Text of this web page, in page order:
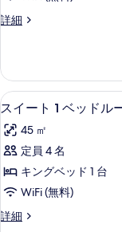
り
込
件
ル
ー
ダ
ブ
ル
ベ
ッ
ド
2
台
詳細
デ
ス
ル
ー
ダ
ブ
ベ
ッ
2
ス
イ
ー
ト
1
ベ
ッ
13
スイート 1 ベッドル
45 ㎡
定員 4 名
キングベッド 1 台
WiFi (無料)
詳細
ス